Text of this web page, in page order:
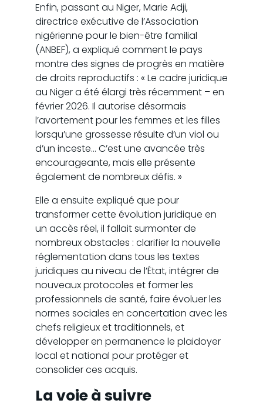
Enfin, passant au Niger, Marie Adji,
directrice exécutive de l’Association
nigérienne pour le bien-être familial
(ANBEF), a expliqué comment le pays
montre des signes de progrès en matière
de droits reproductifs : « Le cadre juridique
au Niger a été élargi très récemment – en
février 2026. Il autorise désormais
l’avortement pour les femmes et les filles
lorsqu’une grossesse résulte d’un viol ou
d’un inceste… C’est une avancée très
encourageante, mais elle présente
également de nombreux défis. »
Elle a ensuite expliqué que pour
transformer cette évolution juridique en
un accès réel, il fallait surmonter de
nombreux obstacles : clarifier la nouvelle
réglementation dans tous les textes
juridiques au niveau de l’État, intégrer de
nouveaux protocoles et former les
professionnels de santé, faire évoluer les
normes sociales en concertation avec les
chefs religieux et traditionnels, et
développer en permanence le plaidoyer
local et national pour protéger et
consolider ces acquis.
La voie à suivre